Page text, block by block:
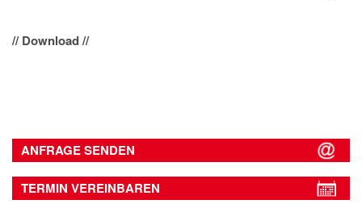
// Download //
ANFRAGE SENDEN
TERMIN VEREINBAREN